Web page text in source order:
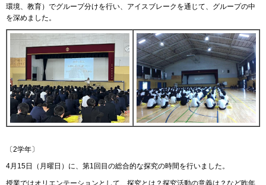
環境、教育）でグループ分けを行い、アイスブレークを通じて、グループの中
を深めました。
〔2学年〕
4月15日（月曜日）に、第1回目の総合的な探究の時間を行いました。
授業ではオリエンテーションとして、探究とは？探究活動の意義は？など昨年